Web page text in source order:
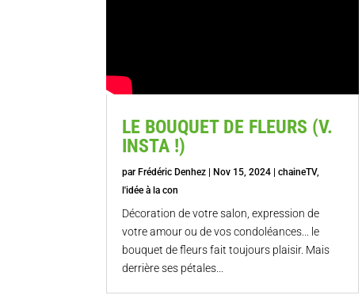
LE BOUQUET DE FLEURS (V.
INSTA !)
par Frédéric Denhez Nov 15, 2024 |chaineTV,
l'idée à la con
Décoration de votre salon, expression de
votre amour ou de vos condoléances... le
bouquet de fleurs fait toujours plaisir. Mais
derrière ses pétales...